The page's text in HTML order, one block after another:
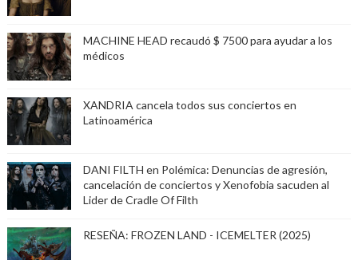
MACHINE HEAD recaudó $ 7500 para ayudar a los
médicos
XANDRIA cancela todos sus conciertos en
Latinoamérica
DANI FILTH en Polémica: Denuncias de agresión,
cancelación de conciertos y Xenofobia sacuden al
Lider de Cradle Of Filth
RESEÑA: FROZEN LAND - ICEMELTER (2025)